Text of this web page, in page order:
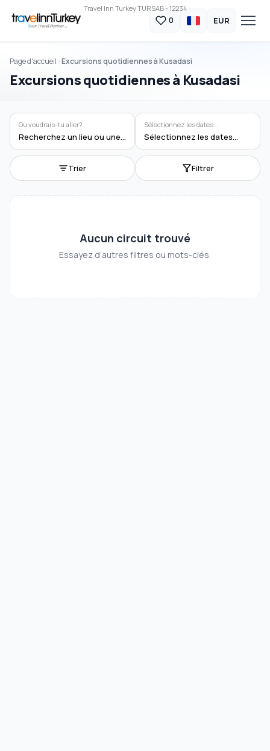
Travel Inn Turkey TURSAB - 12234
0 EUR
Page d'accueil Excursions quotidiennes à Kusadasi
Excursions quotidiennes à Kusadasi
Où voudrais-tu aller?
Recherchez un lieu ou une activité
Sélectionnez les dates...
Sélectionnez les dates...
Trier Filtrer
Aucun circuit trouvé
Essayez d’autres filtres ou mots-clés.